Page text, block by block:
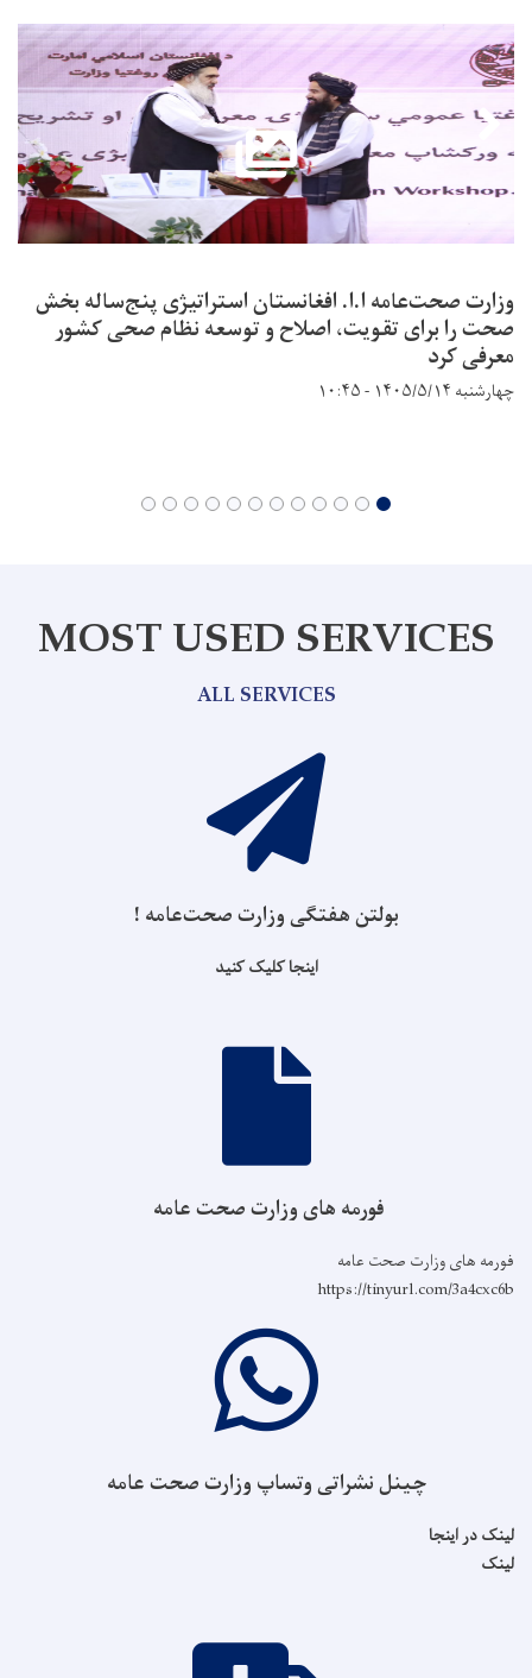
وزارت صحت‌عامه ا.ا. افغانستان استراتیژی پنج‌ساله بخش
صحت را برای تقویت، اصلاح و توسعه نظام صحی کشور
معرفی کرد
چهارشنبه ۱۴۰۵/۵/۱۴ - ۱۰:۴۵
MOST USED SERVICES
ALL SERVICES
بولتن هفتگی وزارت صحت‌عامه !
اینجا کلیک کنید
فورمه های وزارت صحت عامه
فورمه های وزارت صحت عامه
https://tinyurl.com/3a4cxc6b
چینل نشراتی وتساپ وزارت صحت عامه
لینک در اینجا
لینک